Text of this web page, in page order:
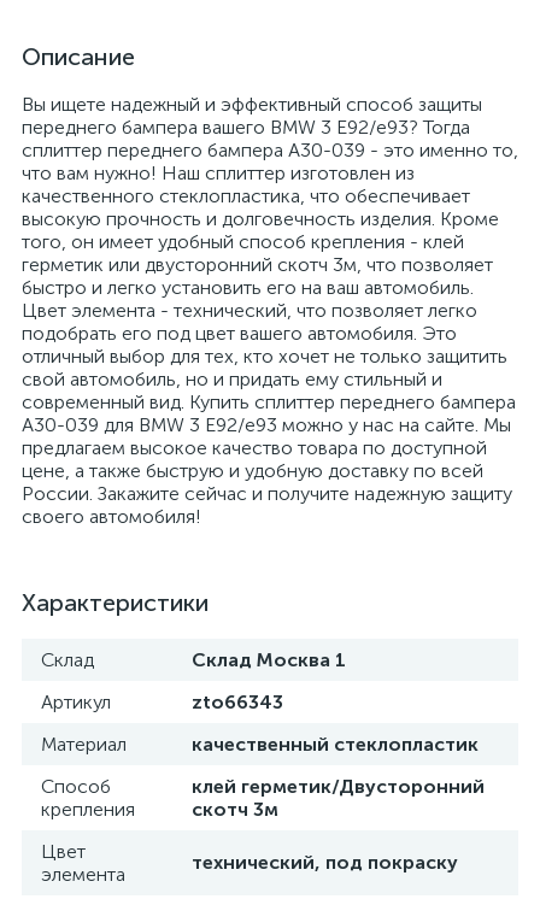
Описание
Вы ищете надежный и эффективный способ защиты
переднего бампера вашего BMW 3 E92/e93? Тогда
сплиттер переднего бампера A30-039 - это именно то,
что вам нужно! Наш сплиттер изготовлен из
качественного стеклопластика, что обеспечивает
высокую прочность и долговечность изделия. Кроме
того, он имеет удобный способ крепления - клей
герметик или двусторонний скотч 3м, что позволяет
быстро и легко установить его на ваш автомобиль.
Цвет элемента - технический, что позволяет легко
подобрать его под цвет вашего автомобиля. Это
отличный выбор для тех, кто хочет не только защитить
свой автомобиль, но и придать ему стильный и
современный вид. Купить сплиттер переднего бампера
A30-039 для BMW 3 E92/e93 можно у нас на сайте. Мы
предлагаем высокое качество товара по доступной
цене, а также быструю и удобную доставку по всей
России. Закажите сейчас и получите надежную защиту
своего автомобиля!
Характеристики
Склад
Склад Москва 1
Артикул
zto66343
Материал
качественный стеклопластик
Способ
крепления
клей герметик/Двусторонний
скотч 3м
Цвет
элемента
технический, под покраску